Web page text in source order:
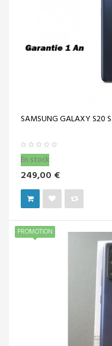
SAMSUNG GALAXY S20
En stock
249,00 €
PROMOTION